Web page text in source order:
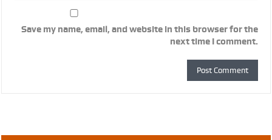
Save my name, email, and website in this browser for the
next time I comment.